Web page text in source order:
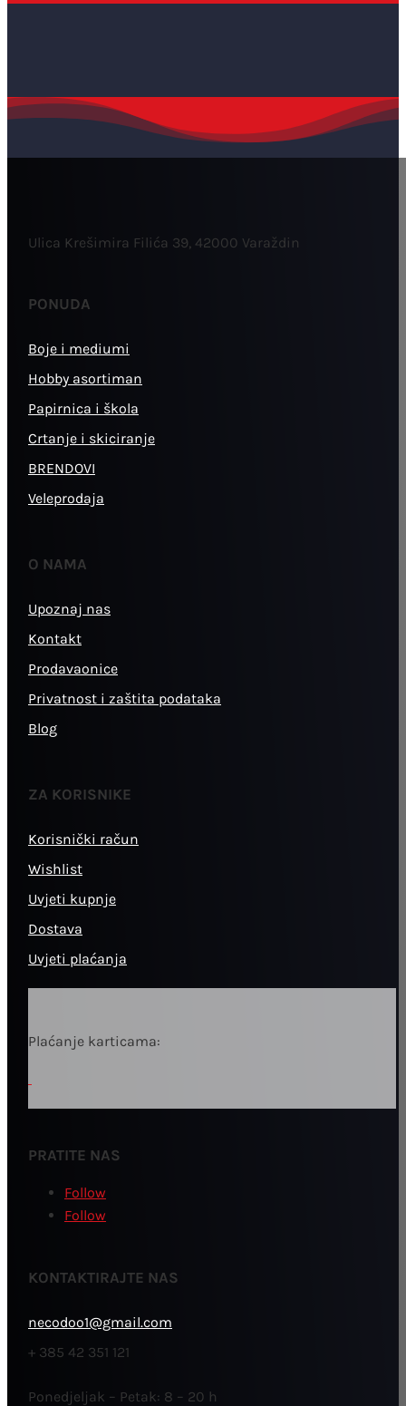
Ulica Krešimira Filića 39, 42000 Varaždin
PONUDA
Boje i mediumi
Hobby asortiman
Papirnica i škola
Crtanje i skiciranje
BRENDOVI
Veleprodaja
O NAMA
Upoznaj nas
Kontakt
Prodavaonice
Privatnost i zaštita podataka
Blog
ZA KORISNIKE
Korisnički račun
Wishlist
Uvjeti kupnje
Dostava
Uvjeti plaćanja
Plaćanje karticama:
PRATITE NAS
Follow
Follow
KONTAKTIRAJTE NAS
necodoo1@gmail.com
+ 385 42 351 121
Ponedjeljak – Petak: 8 – 20 h